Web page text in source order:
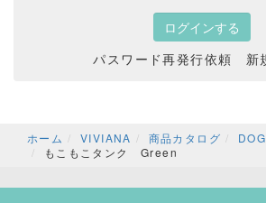
パスワード再発行依頼 新
ホーム
VIVIANA 商品カタログ
もこもこタンク Green